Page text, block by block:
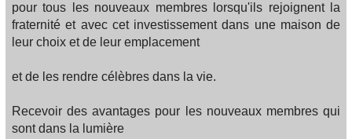
pour tous les nouveaux membres lorsqu'ils rejoignent la
fraternité et avec cet investissement dans une maison de
leur choix et de leur emplacement
et de les rendre célèbres dans la vie.
Recevoir des avantages pour les nouveaux membres qui
sont dans la lumière